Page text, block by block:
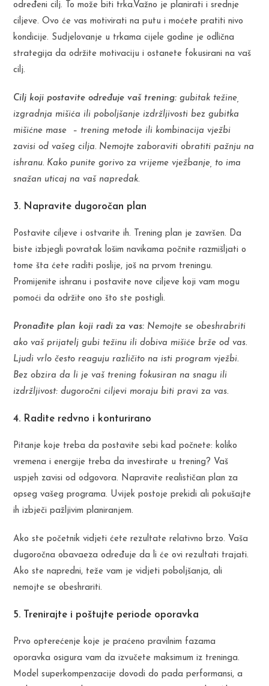
određeni cilj. To može biti trka.Važno je planirati i srednje
ciljeve. Ovo će vas motivirati na putu i moćete pratiti nivo
kondicije. Sudjelovanje u trkama cijele godine je odlična
strategija da održite motivaciju i ostanete fokusirani na vaš
cilj.
Cilj koji postavite određuje vaš trening: gubitak težine,
izgradnja mišića ili poboljšanje izdržljivosti bez gubitka
mišićne mase – trening metode ili kombinacija vježbi
zavisi od vašeg cilja. Nemojte zaboraviti obratiti pažnju na
ishranu. Kako punite gorivo za vrijeme vježbanje, to ima
snažan uticaj na vaš napredak.
3. Napravite dugoročan plan
Postavite ciljeve i ostvarite ih. Trening plan je završen. Da
biste izbjegli povratak lošim navikama počnite razmišljati o
tome šta ćete raditi poslije, još na prvom treningu.
Promijenite ishranu i postavite nove ciljeve koji vam mogu
pomoći da održite ono što ste postigli.
Pronađite plan koji radi za vas: Nemojte se obeshrabriti
ako vaš prijatelj gubi težinu ili dobiva mišiće brže od vas.
Ljudi vrlo često reaguju različito na isti program vježbi.
Bez obzira da li je vaš trening fokusiran na snagu ili
izdržljivost: dugoročni ciljevi moraju biti pravi za vas.
4. Radite redvno i konturirano
Pitanje koje treba da postavite sebi kad počnete: koliko
vremena i energije treba da investirate u trening? Vaš
uspjeh zavisi od odgovora. Napravite realističan plan za
opseg vašeg programa. Uvijek postoje prekidi ali pokušajte
ih izbječi pažljivim planiranjem.
Ako ste početnik vidjeti ćete rezultate relativno brzo. Vaša
dugoročna obavaeza određuje da li će ovi rezultati trajati.
Ako ste napredni, teže vam je vidjeti poboljšanja, ali
nemojte se obeshrariti.
5. Trenirajte i poštujte periode oporavka
Prvo opterećenje koje je praćeno pravilnim fazama
oporavka osigura vam da izvučete maksimum iz treninga.
Model superkompenzacije dovodi do pada performansi, a